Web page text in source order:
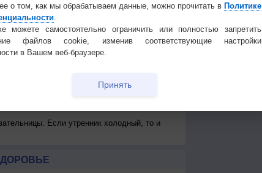
подробных данных
Если утренник холодный, то и
о том, как мы обрабатываем данные, можно прочитать в Политике
.
можете самостоятельно ограничить или полностью запретить
файлов cookie, изменив соответствующие настройки
в Вашем веб-браузере.
Принять